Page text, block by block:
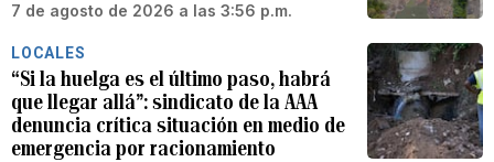
7 de agosto de 2026 a las 3:56 p.m.
LOCALES
“Si la huelga es el último paso, habrá
que llegar allá”: sindicato de la AAA
denuncia crítica situación en medio de
emergencia por racionamiento